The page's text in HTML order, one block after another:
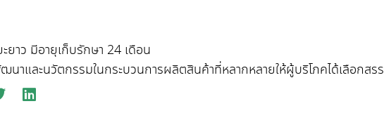
ยาว มีอายุเก็บรักษา 24 เดือน
นาและนวัตกรรมในกระบวนการผลิตสินค้าที่หลากหลายให้ผู้บริโภคได้เลือกสรร